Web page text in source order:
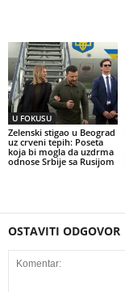
U FOKUSU
Zelenski stigao u Beograd
uz crveni tepih: Poseta
koja bi mogla da uzdrma
odnose Srbije sa Rusijom
OSTAVITI ODGOVOR